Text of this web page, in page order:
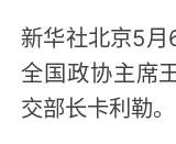
新华社北京5
全国政协主席
交部长卡利勒。